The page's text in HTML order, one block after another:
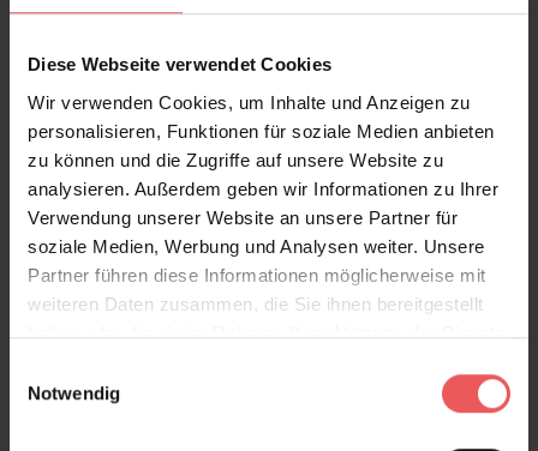
Diese Webseite verwendet Cookies
Wir verwenden Cookies, um Inhalte und Anzeigen zu
personalisieren, Funktionen für soziale Medien anbieten
zu können und die Zugriffe auf unsere Website zu
analysieren. Außerdem geben wir Informationen zu Ihrer
Verwendung unserer Website an unsere Partner für
soziale Medien, Werbung und Analysen weiter. Unsere
Partner führen diese Informationen möglicherweise mit
weiteren Daten zusammen, die Sie ihnen bereitgestellt
haben oder die sie im Rahmen Ihrer Nutzung der Dienste
Notwendig
Ausschnitte des Motivs sein können.
...mehr aus der Kollektion |
"Shabby Chic"...
Produktdetails